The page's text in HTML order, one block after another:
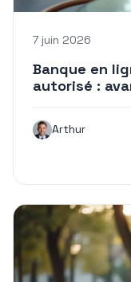
7 juin 2026
Banque en
autorisé :
Arthur